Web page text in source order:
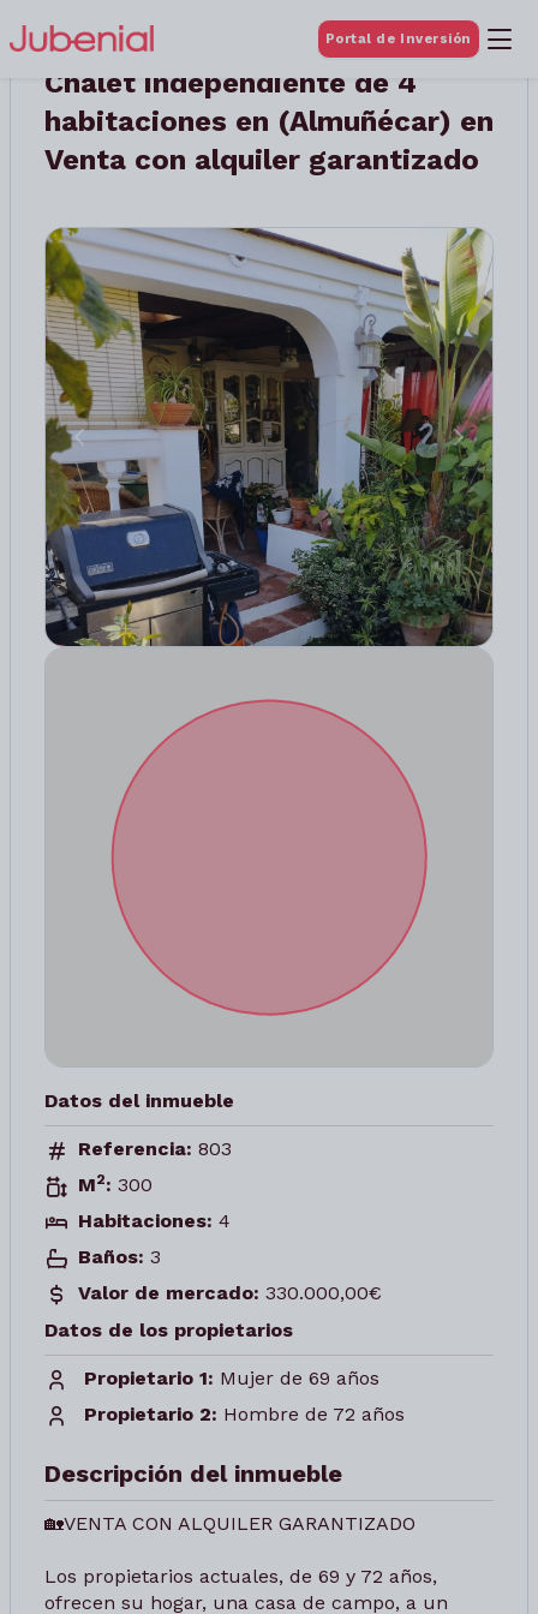
Portal de Inversión
Chalet independiente de 4
habitaciones en (Almuñécar) en
Venta con alquiler garantizado
Anterior
Datos del inmueble
Referencia: 803
M2: 300
Habitaciones: 4
Baños: 3
Valor de mercado: 330.000,00€
Datos de los propietarios
Propietario 1: Mujer de 69 años
Propietario 2: Hombre de 72 años
Descripción del inmueble
🏡VENTA CON ALQUILER GARANTIZADO
Los propietarios actuales, de 69 y 72 años,
ofrecen su hogar, una casa de campo, a un